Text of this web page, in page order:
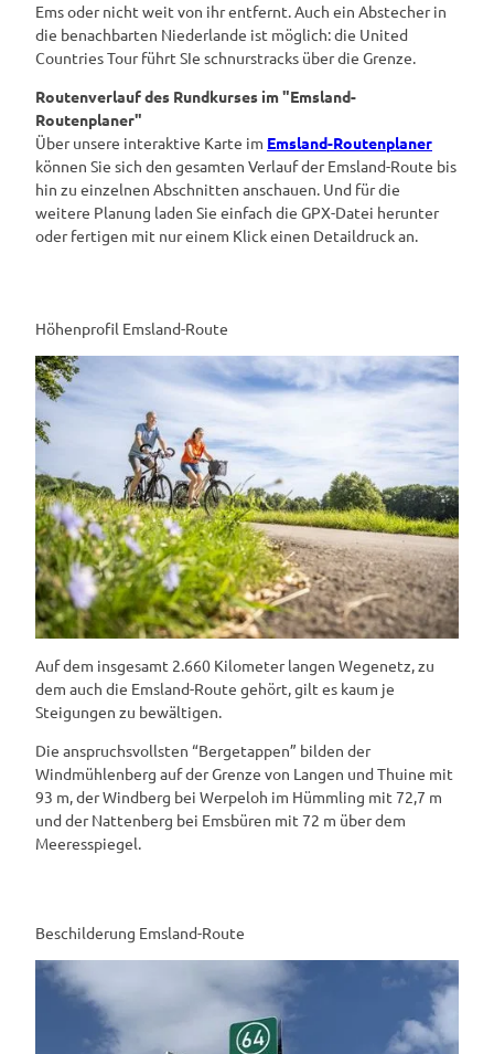
Ems oder nicht weit von ihr entfernt. Auch ein Abstecher in
die benachbarten Niederlande ist möglich: die United
Countries Tour führt SIe schnurstracks über die Grenze.
Routenverlauf des Rundkurses im "Emsland-
Routenplaner"
Über unsere interaktive Karte im Emsland-Routenplaner
können Sie sich den gesamten Verlauf der Emsland-Route bis
hin zu einzelnen Abschnitten anschauen. Und für die
weitere Planung laden Sie einfach die GPX-Datei herunter
oder fertigen mit nur einem Klick einen Detaildruck an.
Höhenprofil Emsland-Route
Auf dem insgesamt 2.660 Kilometer langen Wegenetz, zu
dem auch die Emsland-Route gehört, gilt es kaum je
Steigungen zu bewältigen.
Die anspruchsvollsten “Bergetappen” bilden der
Windmühlenberg auf der Grenze von Langen und Thuine mit
93 m, der Windberg bei Werpeloh im Hümmling mit 72,7 m
und der Nattenberg bei Emsbüren mit 72 m über dem
Meeresspiegel.
Beschilderung Emsland-Route